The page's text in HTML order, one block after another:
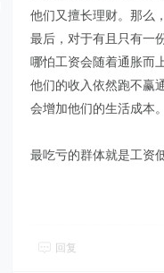
他们又擅长理财。那么
最后，对于有且只有一
哪怕工资会随着通胀而
他们的收入依然跑不赢
会增加他们的生活成本
最吃亏的群体就是工资
回复